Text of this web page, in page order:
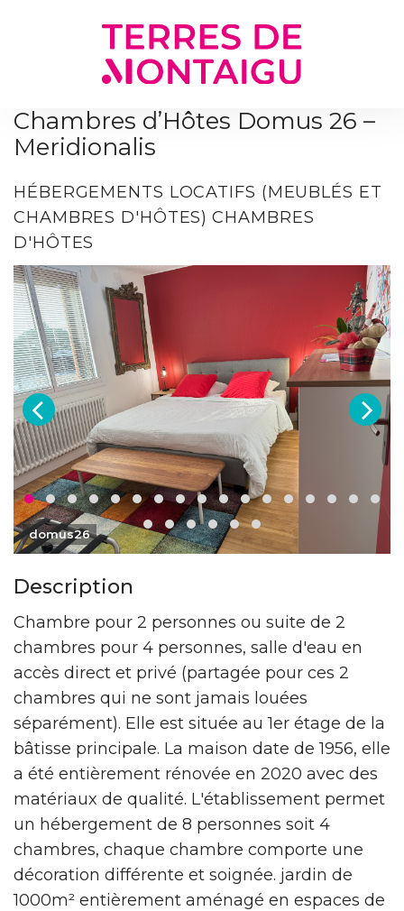
Chambres d’Hôtes Domus 26 –
Meridionalis
HÉBERGEMENTS LOCATIFS (MEUBLÉS ET
CHAMBRES D'HÔTES) CHAMBRES
D'HÔTES
domus26
Description
Chambre pour 2 personnes ou suite de 2
chambres pour 4 personnes, salle d'eau en
accès direct et privé (partagée pour ces 2
chambres qui ne sont jamais louées
séparément). Elle est située au 1er étage de la
bâtisse principale. La maison date de 1956, elle
a été entièrement rénovée en 2020 avec des
matériaux de qualité. L'établissement permet
un hébergement de 8 personnes soit 4
chambres, chaque chambre comporte une
décoration différente et soignée. jardin de
1000m² entièrement aménagé en espaces de